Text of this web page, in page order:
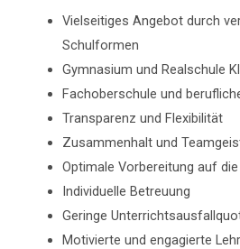
Vielseitiges Angebot durch
Schulformen
Gymnasium und Realschule
Fachoberschule und
Transparenz und Flexibilität
Zusammenhalt und
Optimale Vorbereitung auf
Individuelle Betreuung
Geringe
Motivierte und engagierte